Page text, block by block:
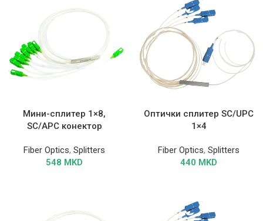
Мини-сплитер 1×8,
SC/APC конектор
Fiber Optics, Splitters
548 MKD
Оптички сплитер SC/UPC
1×4
Fiber Optics, Splitters
440 MKD